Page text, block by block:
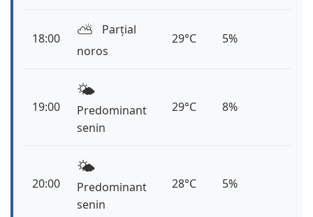
18:00 ⛅️
Parțial
noros
29°C 5%
19:00
🌤️
Predominant
senin
29°C 8%
20:00
🌤️
Predominant
senin
28°C 5%